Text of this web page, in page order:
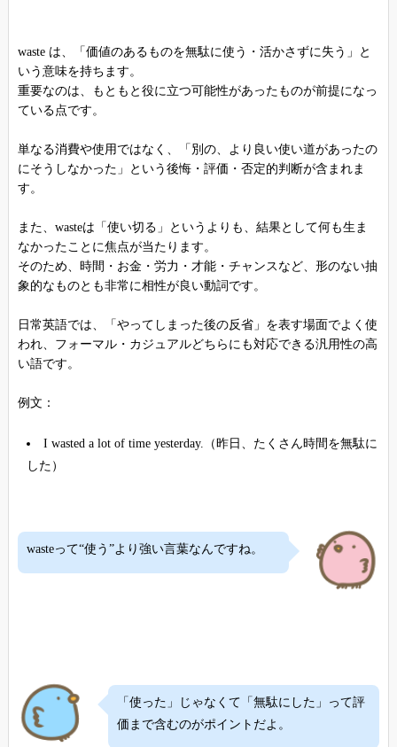
waste は、「価値のあるものを無駄に使う・活かさずに失う」と
いう意味を持ちます。
重要なのは、もともと役に立つ可能性があったものが前提になっ
ている点です。
単なる消費や使用ではなく、「別の、より良い使い道があったの
にそうしなかった」という後悔・評価・否定的判断が含まれま
す。
また、wasteは「使い切る」というよりも、結果として何も生ま
なかったことに焦点が当たります。
そのため、時間・お金・労力・才能・チャンスなど、形のない抽
象的なものとも非常に相性が良い動詞です。
日常英語では、「やってしまった後の反省」を表す場面でよく使
われ、フォーマル・カジュアルどちらにも対応できる汎用性の高
い語です。
例文：
I wasted a lot of time yesterday.（昨日、たくさん時間を無駄に
した）
wasteって“使う”より強い言葉なんですね。
「使った」じゃなくて「無駄にした」って評
価まで含むのがポイントだよ。